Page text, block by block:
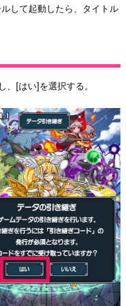
して起動したら、タイトル
、[はい]を選択する。